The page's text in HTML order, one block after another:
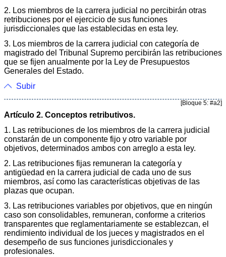
2. Los miembros de la carrera judicial no percibirán otras
retribuciones por el ejercicio de sus funciones
jurisdiccionales que las establecidas en esta ley.
3. Los miembros de la carrera judicial con categoría de
magistrado del Tribunal Supremo percibirán las retribuciones
que se fijen anualmente por la Ley de Presupuestos
Generales del Estado.
Subir
[Bloque 5: #a2]
Artículo 2. Conceptos retributivos.
1. Las retribuciones de los miembros de la carrera judicial
constarán de un componente fijo y otro variable por
objetivos, determinados ambos con arreglo a esta ley.
2. Las retribuciones fijas remuneran la categoría y
antigüedad en la carrera judicial de cada uno de sus
miembros, así como las características objetivas de las
plazas que ocupan.
3. Las retribuciones variables por objetivos, que en ningún
caso son consolidables, remuneran, conforme a criterios
transparentes que reglamentariamente se establezcan, el
rendimiento individual de los jueces y magistrados en el
desempeño de sus funciones jurisdiccionales y
profesionales.